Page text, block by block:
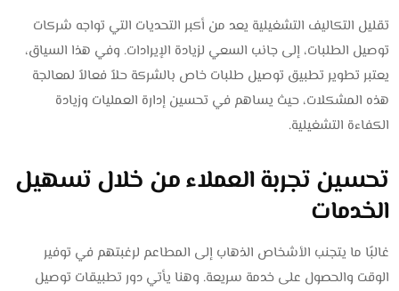
تقليل التكاليف التشغيلية يعد من أكبر التحديات التي تواجه شركات
توصيل الطلبات، إلى جانب السعي لزيادة الإيرادات. وفي هذا السياق،
يعتبر تطوير تطبيق توصيل طلبات خاص بالشركة حلاً فعالاً لمعالجة
هذه المشكلات، حيث يساهم في تحسين إدارة العمليات وزيادة
الكفاءة التشغيلية.
تحسين تجربة العملاء من خلال تسهيل
الخدمات
غالبًا ما يتجنب الأشخاص الذهاب إلى المطاعم لرغبتهم في توفير
الوقت والحصول على خدمة سريعة. وهنا يأتي دور تطبيقات توصيل